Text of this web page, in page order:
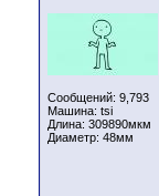
Сообщений: 9,793
Машина: tsi
Длина: 309890мкм
Диаметр: 48мм